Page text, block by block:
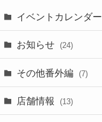
イベントカレンダー
お知らせ (24)
その他番外編 (7)
店舗情報 (13)